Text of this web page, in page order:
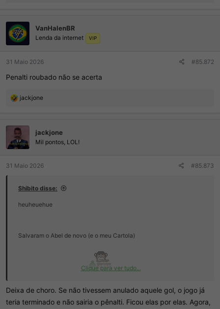
ç
õ
e
s
VanHalenBR
Lenda da internet VIP
31 Maio 2026 #85.872
Penalti roubado não se acerta
R
ç
õ
e
s
jackjone
jackjone
Mil pontos, LOL!
31 Maio 2026 #85.873
Shibito disse:
heuheuehue
Salvaram o Abel de novo (e o meu Cartola)
Clique para ver tudo...
Deixa de choro. Se não tivessem anulado aquele gol, o jogo já
teria terminado e não sairia o pênalti. Ficou elas por elas. Agora,